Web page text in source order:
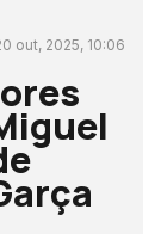
out, 2025, 10:06